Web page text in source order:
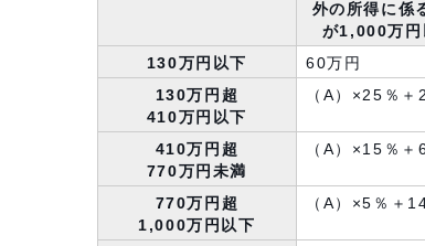
外の所得に係
が1,000万円
130万円以下
60万円
130万円超
410万円以下
（A）×25％
410万円超
770万円未満
（A）×15％
770万円超
1,000万円以下
（A）×5％＋